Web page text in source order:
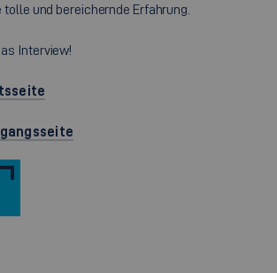
und bereichernde Erfahrung.
Interview!